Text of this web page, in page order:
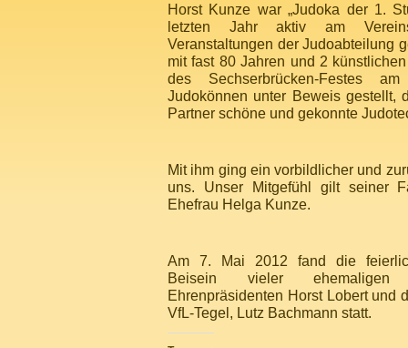
Horst Kunze war „Judoka der 1.
letzten Jahr aktiv am
Veranstaltungen der Judoabteilung
mit fast 80 Jahren und 2
des Sechserbrücken-Festes
Judokönnen unter Beweis gestellt,
Partner schöne und gekonnte
Mit ihm ging ein vorbildlicher und
uns. Unser Mitgefühl gilt seiner
Ehefrau Helga Kunze.
Am 7. Mai 2012 fand die
Beisein vieler ehemaligen
Ehrenpräsidenten Horst Lobert
VfL-Tegel, Lutz Bachmann statt.